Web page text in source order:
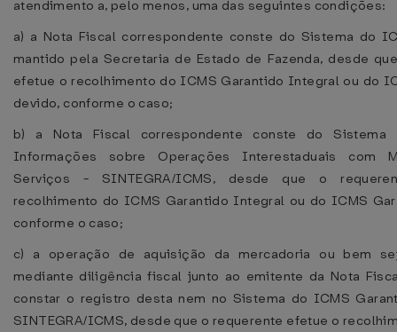
atendimento a, pelo menos, uma das seguintes condições:
a) a Nota Fiscal correspondente conste do Sistema do
mantido pela Secretaria de Estado de Fazenda, desde
efetue o recolhimento do ICMS Garantido Integral ou do
devido, conforme o caso;
b) a Nota Fiscal correspondente conste do Sistema
Informações sobre Operações Interestaduais com
Serviços - SINTEGRA/ICMS, desde que o
recolhimento do ICMS Garantido Integral ou do ICMS
conforme o caso;
c) a operação de aquisição da mercadoria ou bem
mediante diligência fiscal junto ao emitente da Nota
constar o registro desta nem no Sistema do ICMS
SINTEGRA/ICMS, desde que o requerente efetue o